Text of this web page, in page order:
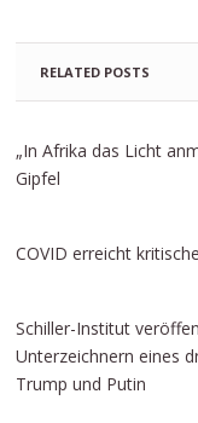
RELATED POSTS
„In Afrika das Licht
Gipfel
COVID erreicht
Schiller-Institut
Unterzeichnern eines
Trump und Putin